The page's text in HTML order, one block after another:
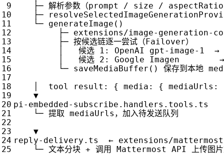
├─ 解析参数（prompt / size /
aspectRatio
├─
└─ generateImage ()
├─ extensions/image- generation-
├─ 按候选链逐一尝试（ Failover）
候选 1 : OpenAI gpt - image- 1
→
候选 2 : Google Imagen
→
└─ saveMediaBuffer () 保存到本地
tool result : { media : { mediaUrls :
▼
pi- embedded - subscribe . handlers . tools . ts
└─ 提取 mediaUrls ，加入待发送队列
▼
reply- delivery . ts ← extensions/mattermost
└─ 文本分块 + 调用 Mattermost API 上传图